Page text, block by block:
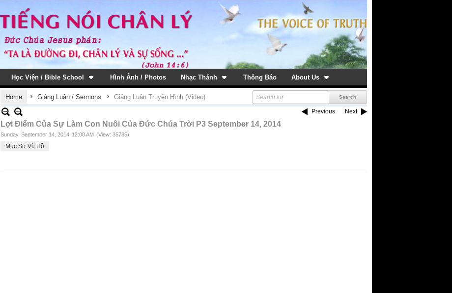
Học Viện / Bible School Hình Ảnh / Photos Nhạc Thánh Thông Báo About Us
Home › Giảng Luận / Sermons › Giảng Luận Truyền Hình (Video)
Previous Next
Lợi Điểm Của Sự Làm Con Nuôi Của Đức Chúa Trời P3 September 14, 2014
Sunday, September 14, 2014 12:00 AM (View: 35785)
Mục Sư Vũ Hồ